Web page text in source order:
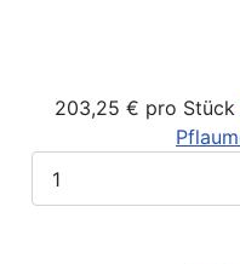
203,25 € pro Stück